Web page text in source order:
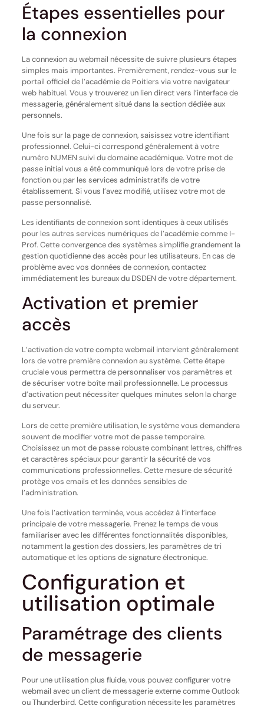
Étapes essentielles pour
la connexion
La connexion au webmail nécessite de suivre plusieurs étapes
simples mais importantes. Premièrement, rendez-vous sur le
portail officiel de l’académie de Poitiers via votre navigateur
web habituel. Vous y trouverez un lien direct vers l’interface de
messagerie, généralement situé dans la section dédiée aux
personnels.
Une fois sur la page de connexion, saisissez votre identifiant
professionnel. Celui-ci correspond généralement à votre
numéro NUMEN suivi du domaine académique. Votre mot de
passe initial vous a été communiqué lors de votre prise de
fonction ou par les services administratifs de votre
établissement. Si vous l’avez modifié, utilisez votre mot de
passe personnalisé.
Les identifiants de connexion sont identiques à ceux utilisés
pour les autres services numériques de l’académie comme I-
Prof. Cette convergence des systèmes simplifie grandement la
gestion quotidienne des accès pour les utilisateurs. En cas de
problème avec vos données de connexion, contactez
immédiatement les bureaux du DSDEN de votre département.
Activation et premier
accès
L’activation de votre compte webmail intervient généralement
lors de votre première connexion au système. Cette étape
cruciale vous permettra de personnaliser vos paramètres et
de sécuriser votre boîte mail professionnelle. Le processus
d’activation peut nécessiter quelques minutes selon la charge
du serveur.
Lors de cette première utilisation, le système vous demandera
souvent de modifier votre mot de passe temporaire.
Choisissez un mot de passe robuste combinant lettres, chiffres
et caractères spéciaux pour garantir la sécurité de vos
communications professionnelles. Cette mesure de sécurité
protège vos emails et les données sensibles de
l’administration.
Une fois l’activation terminée, vous accédez à l’interface
principale de votre messagerie. Prenez le temps de vous
familiariser avec les différentes fonctionnalités disponibles,
notamment la gestion des dossiers, les paramètres de tri
automatique et les options de signature électronique.
Configuration et
utilisation optimale
Paramétrage des clients
de messagerie
Pour une utilisation plus fluide, vous pouvez configurer votre
webmail avec un client de messagerie externe comme Outlook
ou Thunderbird. Cette configuration nécessite les paramètres